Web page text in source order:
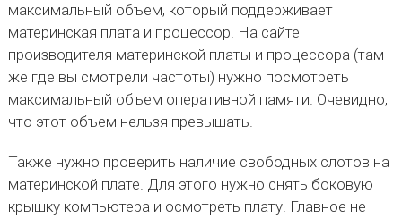
максимальный объем, который поддерживает
материнская плата и процессор. На сайте
производителя материнской платы и процессора (там
же где вы смотрели частоты) нужно посмотреть
максимальный объем оперативной памяти. Очевидно,
что этот объем нельзя превышать.
Также нужно проверить наличие свободных слотов на
материнской плате. Для этого нужно снять боковую
крышку компьютера и осмотреть плату. Главное не